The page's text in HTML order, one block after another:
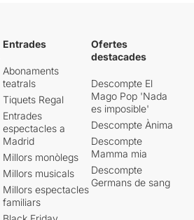
Entrades
Abonaments
teatrals
Tiquets Regal
Entrades
espectacles a
Madrid
Millors monòlegs
Millors musicals
Millors espectacles
familiars
Ofertes
destacades
Descompte El
Mago Pop 'Nada
es imposible'
Descompte Ànima
Descompte
Mamma mia
Descompte
Germans de sang